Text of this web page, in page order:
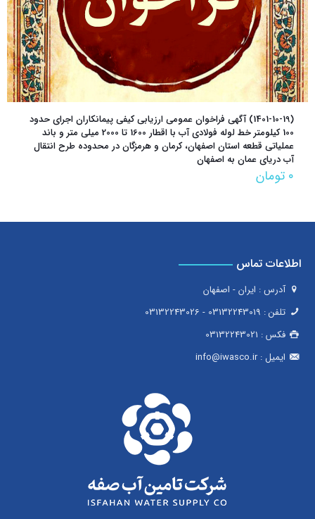
(1401-10-19) آگهی فراخوان عمومی ارزیابی کیفی پیمانکاران اجرای حدود
100 کیلومتر خط لوله فولادی آب با اقطار 1600 تا 2000 میلی متر و باند
عملیاتی قطعه استان اصفهان، کرمان و هرمزگان در محدوده طرح انتقال
آب دریای عمان به اصفهان
۰ تومان
اطلاعات تماس
آدرس : ایران - اصفهان
تلفن : 03132243019
-
03132243026
فکس : 03132243021
ایمیل :info@iwasco.ir